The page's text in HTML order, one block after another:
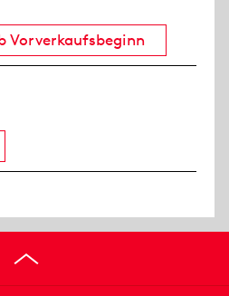
Vorverkaufsbeginn